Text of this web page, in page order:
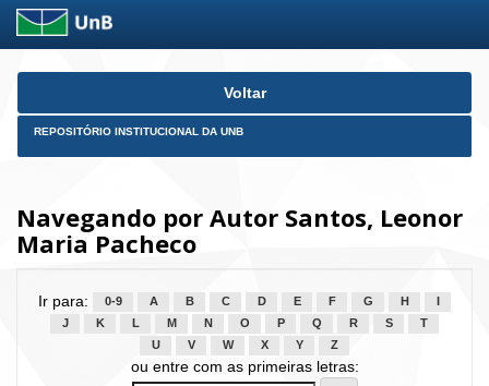
Skip
Voltar
REPOSITÓRIO INSTITUCIONAL DA UNB
Navegando por Autor Santos, Leonor
Maria Pacheco
Ir para: 0-9 A B C D E F G H
J
K L M N O P Q R S
T
U
V W X Y Z
ou entre com as primeiras letras: